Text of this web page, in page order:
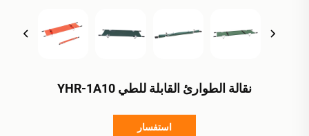
نقالة الطوارئ القابلة للطي YHR-1A10
استفسار